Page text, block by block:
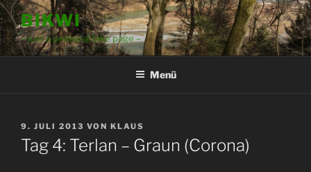
Zum
Inhalt
springen
BIKWI
– just a personal bike page –
Menü
VERÖFFENTLICHT
AM
9. JULI 2013 VON KLAUS
Tag 4: Terlan – Graun (Corona)